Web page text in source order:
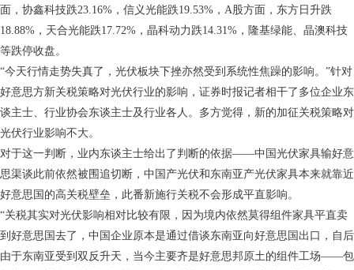
面，协鑫科技跌23.16%，信义光能跌19.53%，A股方面，东方日升跌
18.88%，天合光能跌17.72%，晶科动力跌14.31%，隆基绿能、晶澳科技
等跌停收盘。
“今天行情走势失真了，光伏板块下挫亦然受到系统性焦躁的影响。”针对
好意思方新关税策略对光伏行业的影响，证券时报记者相干了多位企业东
谈主士、行业协会东谈主士及行业各人。多方觉得，新的加征关税策略对
光伏行业影响不大。
对于这一判断，业内东谈主士给出了判断的依据——中国光伏家具输好意
思渠谈此前依然被围追切断，中国产光伏和东南亚产光伏家具本来就靠近
好意思国的高关税壁垒，此番新施行关税不会形成平直影响。
“关税其实对光伏影响相对比较有限，因为境内依然莫得组件家具平直卖
到好意思国去了，中国企业原本是通过借谈东南亚向好意思国出口，自后
由于东南亚受到双反升天，当今主要齐是好意思邦原土的组件工场——包